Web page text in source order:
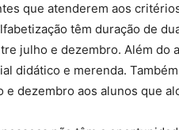
que atenderem aos
têm duração de
julho e dezembro. Além do
didático e merenda.
e dezembro aos alunos que